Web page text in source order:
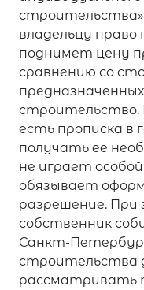
владельцу
поднимет цену
сравнению со
строительство.
есть прописка в
получать ее
не играет
обязывает
разрешение. При
собственник
Санкт-
строительства
рассматривать